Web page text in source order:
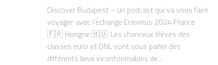
Discover Budapest – un podcast qui va vous faire
voyager avec l’échange Erasmus 2024 France
🇫🇷 Hongrie 🇭🇺. Les chanceux élèves des
classes euro et DNL vont vous parler des
différents lieux incontournables de...